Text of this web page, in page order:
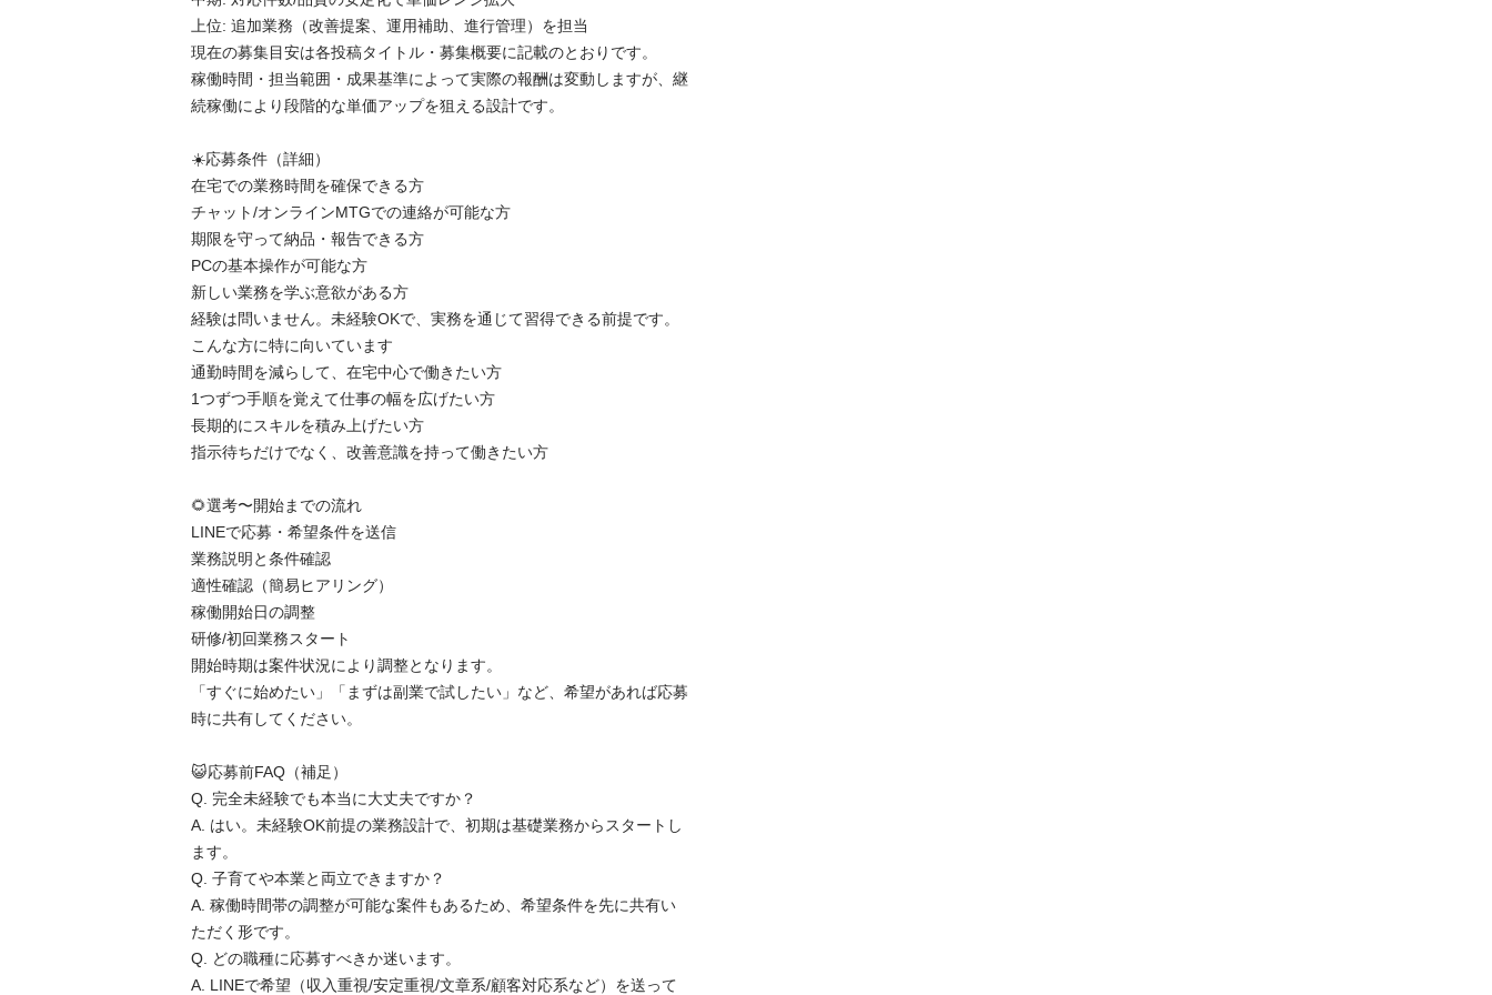
​上位: 追加業務（改善提案、運用補助、進行管理）を担当
​現在の募集目安は各投稿タイトル・募集概要に記載のとおりです。
稼働時間・担当範囲・成果基準によって実際の報酬は変動しますが、継
続稼働により段階的な単価アップを狙える設計です。
☀️​応募条件（詳細）
​在宅での業務時間を確保できる方
​チャット/オンラインMTGでの連絡が可能な方
​期限を守って納品・報告できる方
​PCの基本操作が可能な方
​新しい業務を学ぶ意欲がある方
​経験は問いません。未経験OKで、実務を通じて習得できる前提です。
​こんな方に特に向いています
​通勤時間を減らして、在宅中心で働きたい方
​1つずつ手順を覚えて仕事の幅を広げたい方
​長期的にスキルを積み上げたい方
​指示待ちだけでなく、改善意識を持って働きたい方
🌻​選考〜開始までの流れ
​LINEで応募・希望条件を送信
​業務説明と条件確認
​適性確認（簡易ヒアリング）
​稼働開始日の調整
​研修/初回業務スタート
​開始時期は案件状況により調整となります。
「すぐに始めたい」「まずは副業で試したい」など、希望があれば応募
時に共有してください。
😺​応募前FAQ（補足）
​Q. 完全未経験でも本当に大丈夫ですか？
A. はい。未経験OK前提の業務設計で、初期は基礎業務からスタートし
ます。
​Q. 子育てや本業と両立できますか？
A. 稼働時間帯の調整が可能な案件もあるため、希望条件を先に共有い
ただく形です。
​Q. どの職種に応募すべきか迷います。
A. LINEで希望（収入重視/安定重視/文章系/顧客対応系など）を送って